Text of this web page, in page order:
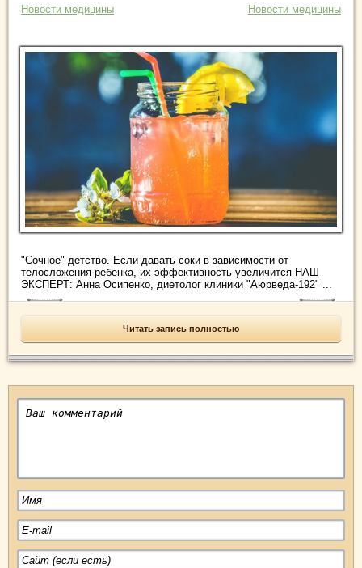
Новости медицины Новости медицины
"Сочное" детство. Если давать соки в зависимости от
телосложения ребенка, их эффективность увеличится НАШ
ЭКСПЕРТ: Анна Осипенко, диетолог клиники "Аюрведа-192" ...
Читать запись полностью